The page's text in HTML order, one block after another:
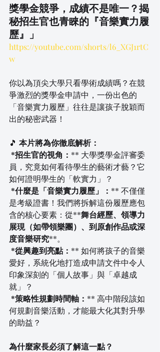
獎學金競爭，成績不是唯一？揭
秘招生官也青睞的『音樂實力履
歷』」
https://youtube.com/shorts/l6_XGJ1rtC
w
你以為頂尖大學只看學術成績嗎？在競
爭激烈的獎學金申請中，一份出色的
「音樂實力履歷」往往是讓孩子脫穎而
出的秘密武器！
🎵 本片將為你徹底解析：
*招生官的視角： ** 大學獎學金評審委
員，究竟如何看待學生的藝術才藝？它
如何證明學生的「軟實力」？
*什麼是「音樂實力履歷」： ** 不僅僅
是考級證書！我們將拆解這份履歷應包
含的核心要素：從**舞台經歷、領導力
展現（如帶領樂團）、到原創作品或深
度音樂研究**。
*從興趣到亮點： ** 如何將孩子的音樂
愛好，系統化地打造成申請文件中令人
印象深刻的「個人故事」與「卓越成
就」？
*策略性規劃時間軸： ** 高中階段該如
何規劃音樂活動，才能最大化其對升學
的助益？
為什麼家長必須了解這一點？